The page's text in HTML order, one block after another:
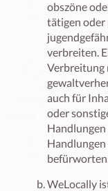
obszöne
tätigen oder
verbreiten.
Verbreitung
auch für
oder
WeLocally